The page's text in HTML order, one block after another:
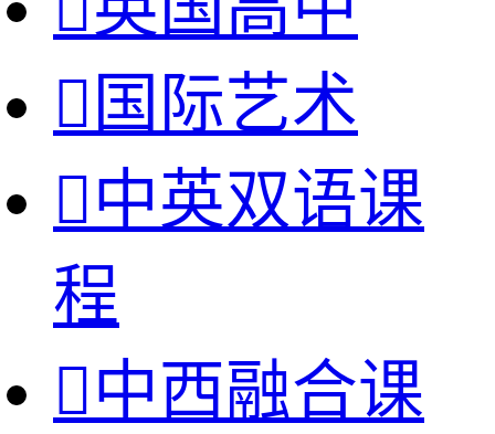
 国际艺术
中英双语课
程
中西融合课